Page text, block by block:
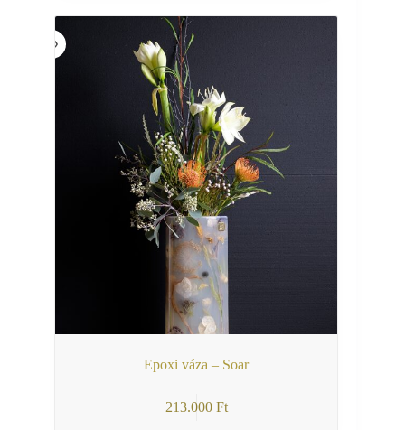
Epoxi váza – Soar
213.000 Ft